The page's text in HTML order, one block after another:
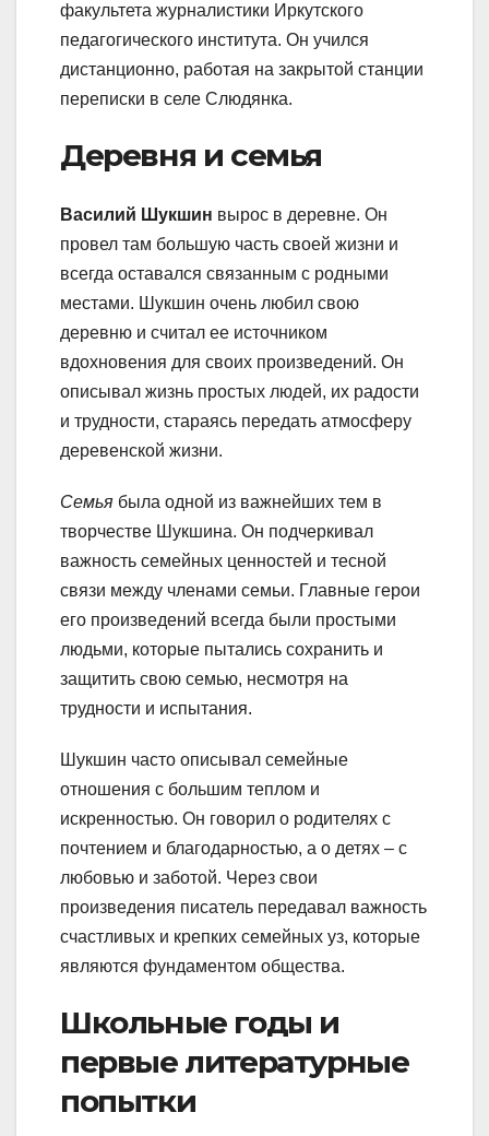
факультета журналистики Иркутского
педагогического института. Он учился
дистанционно, работая на закрытой станции
переписки в селе Слюдянка.
Деревня и семья
Василий Шукшин вырос в деревне. Он
провел там большую часть своей жизни и
всегда оставался связанным с родными
местами. Шукшин очень любил свою
деревню и считал ее источником
вдохновения для своих произведений. Он
описывал жизнь простых людей, их радости
и трудности, стараясь передать атмосферу
деревенской жизни.
Семья была одной из важнейших тем в
творчестве Шукшина. Он подчеркивал
важность семейных ценностей и тесной
связи между членами семьи. Главные герои
его произведений всегда были простыми
людьми, которые пытались сохранить и
защитить свою семью, несмотря на
трудности и испытания.
Шукшин часто описывал семейные
отношения с большим теплом и
искренностью. Он говорил о родителях с
почтением и благодарностью, а о детях – с
любовью и заботой. Через свои
произведения писатель передавал важность
счастливых и крепких семейных уз, которые
являются фундаментом общества.
Школьные годы и
первые литературные
попытки